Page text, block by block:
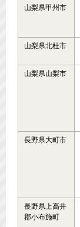
山梨県甲州市
山梨県北杜市
山梨県山梨市
長野県大町市
長野県上高井
郡小布施町